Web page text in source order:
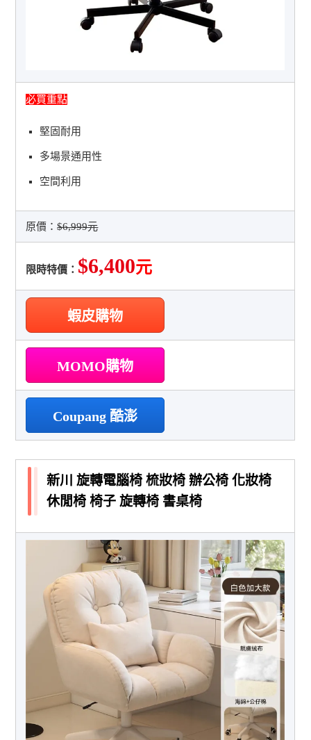
必買重點
堅固耐用
多場景通用性
空間利用
原價：$6,999元
限時特價： $6,400元
蝦皮購物
MOMO購物
Coupang 酷澎
新川 旋轉電腦椅 梳妝椅 辦公椅 化妝椅
休閒椅 椅子 旋轉椅 書桌椅